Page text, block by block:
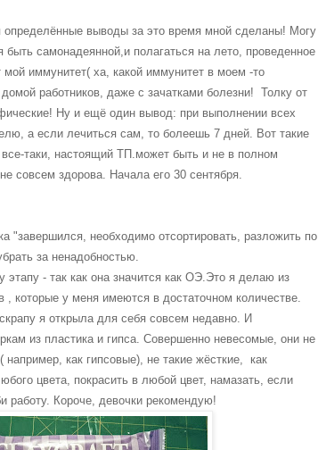
определённые выводы за это время мной сделаны! Могу
самонадеянной,и полагаться на лето, проведенное
иммунитет( ха, какой иммунитет в моем -то
работников, даже с зачатками болезни! Толку от
Ну и ещё один вывод: при выполнении всех
а если лечиться сам, то болеешь 7 дней. Вот такие
таки, настоящий ТП.может быть и не в полном
совсем здорова. Начала его 30 сентября.
"завершился, необходимо отсортировать, разложить по
за ненадобностью.
этапу - так как она значится как ОЭ.Это я делаю из
которые у меня имеются в достаточном количестве.
я открыла для себя совсем недавно. И
из пластика и гипса. Совершенно невесомые, они не
как гипсовые), не такие жёсткие, как
цвета, покрасить в любой цвет, намазать, если
работу. Короче, девочки рекомендую!